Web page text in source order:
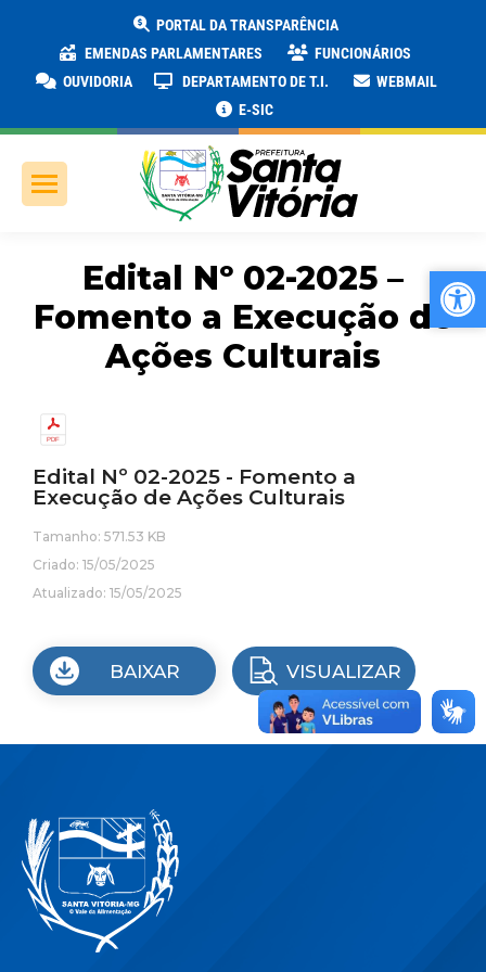
PORTAL DA TRANSPARÊNCIA
EMENDAS PARLAMENTARES
FUNCIONÁRIOS
OUVIDORIA
DEPARTAMENTO DE T.I.
WEBMAIL
E-SIC
Edital Nº 02-2025 –
Fomento a Execução de
Ações Culturais
Edital Nº 02-2025 - Fomento a
Execução de Ações Culturais
Tamanho: 571.53 KB
Criado: 15/05/2025
Atualizado: 15/05/2025
BAIXAR VISUALIZAR